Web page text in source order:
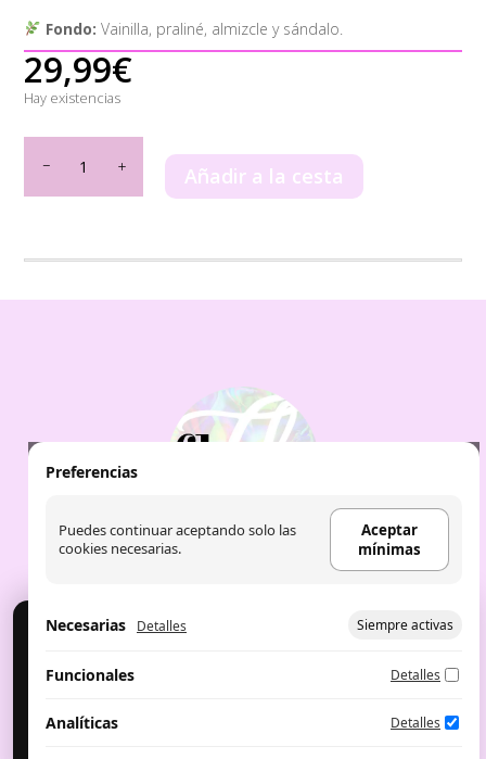
Fondo: Vainilla, praliné, almizcle y sándalo.
29,99€
Hay existencias
Lattafa
100ml
Añadir a la cesta
privacidad
Cookies
aceptar, rechazar o configurar.
Configurar preferencias Aceptar mínimas
Preferencias
Puedes continuar aceptando solo las
cookies necesarias.
Aceptar
mínimas
Necesarias Detalles Siempre activas
Funcionales Detalles
Analíticas Detalles